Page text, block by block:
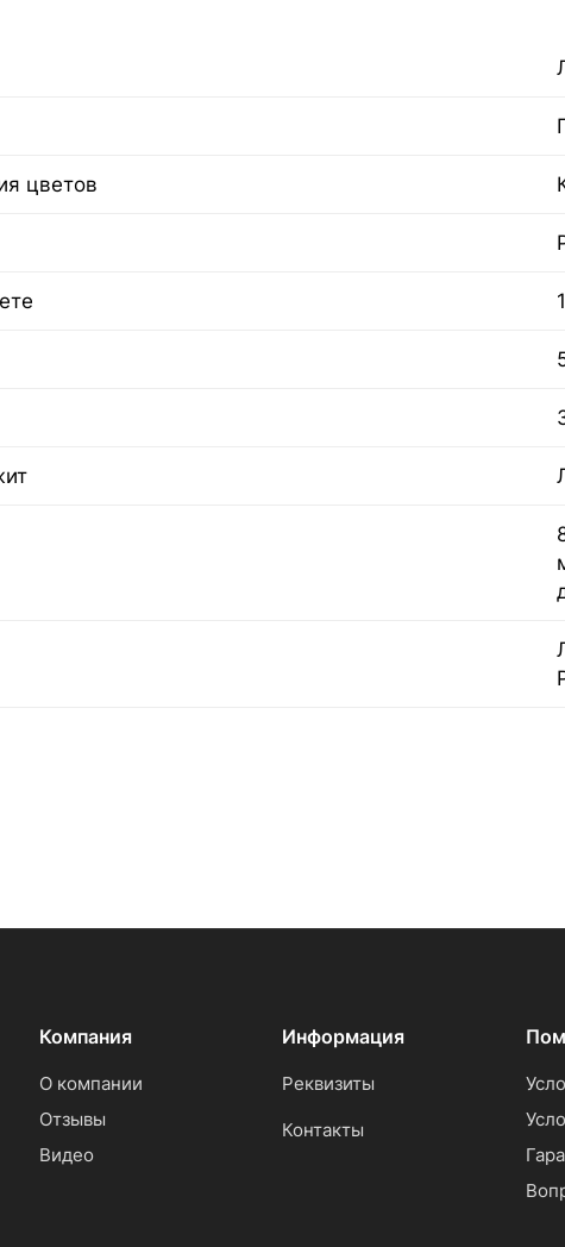
цветов
Компания
О компании
Отзывы
Видео
Информация
Реквизиты
Контакты